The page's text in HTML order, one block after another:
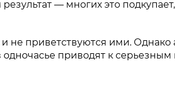
— многих это
приветствуются ими.
одночасье приводят к